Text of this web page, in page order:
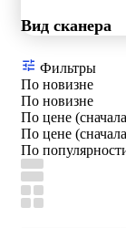
Вид сканера
Фильтры
По новизне
По новизне
По цене
По цене
По